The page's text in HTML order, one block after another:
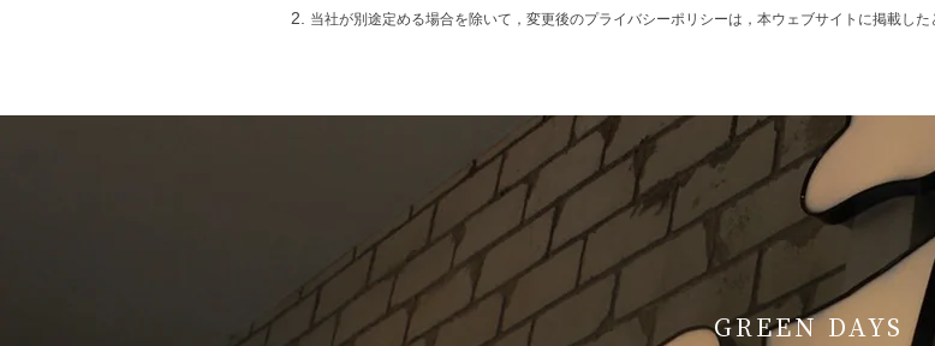
当社が別途定める場合を除いて，変更後のプライバシーポリシーは，本ウェブサイトに掲載した
GREEN DAYS